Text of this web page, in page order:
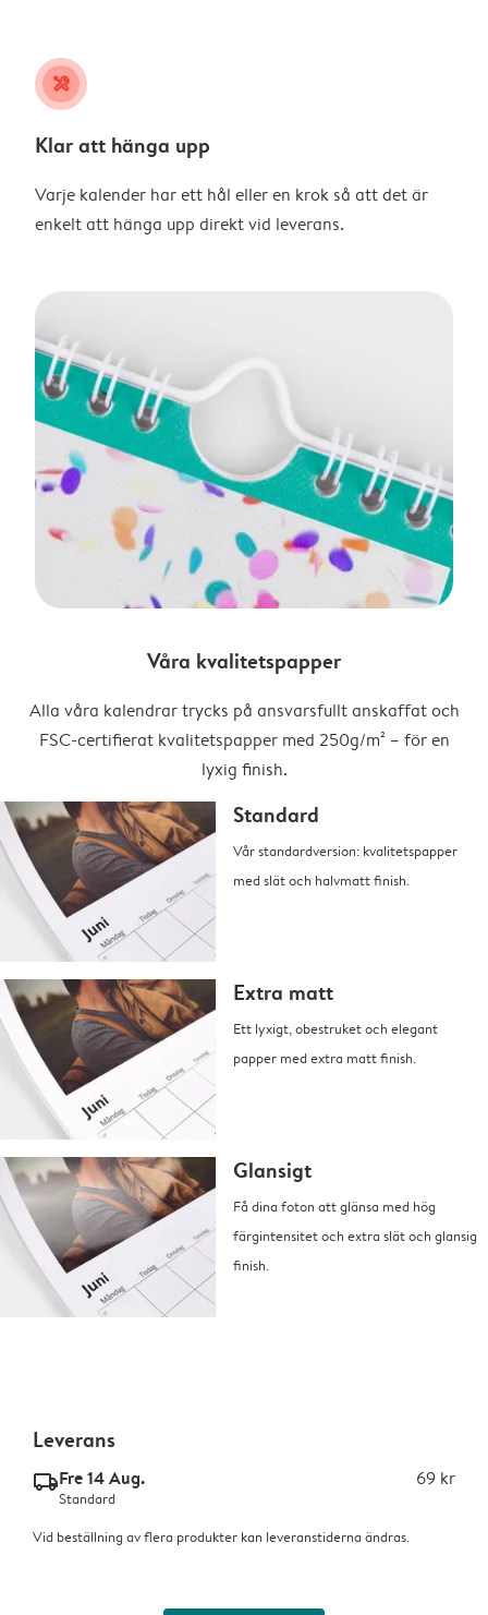
tools
Klar att hänga upp
Varje kalender har ett hål eller en krok så att det är
enkelt att hänga upp direkt vid leverans.
Våra kvalitetspapper
Alla våra kalendrar trycks på ansvarsfullt anskaffat och
FSC-certifierat kvalitetspapper med 250g/m² – för en
lyxig finish.
Standard
Vår standardversion: kvalitetspapper
med slät och halvmatt finish.
Extra matt
Ett lyxigt, obestruket och elegant
papper med extra matt finish.
Glansigt
Få dina foton att glänsa med hög
färgintensitet och extra slät och glansig
finish.
Leverans
delivery_standard_v2Fre 14 Aug. 69 kr
Standard
Vid beställning av flera produkter kan leveranstiderna ändras.